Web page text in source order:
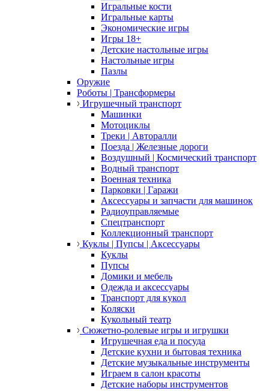
Игральные кости
Игральные карты
Экономические игры
Игры 18+
Детские настольные игры
Настольные игры
Пазлы
Оружие
Роботы | Трансформеры
Игрушечный транспорт
Машинки
Мотоциклы
Треки | Авторалли
Поезда | Железные дороги
Воздушный | Космический транспорт
Водный транспорт
Военная техника
Парковки | Гаражи
Аксессуары и запчасти для машинок
Радиоуправляемые
Спецтранспорт
Коллекционный транспорт
Куклы | Пупсы | Аксессуары
Куклы
Пупсы
Домики и мебель
Одежда и аксессуары
Транспорт для кукол
Коляски
Кукольный театр
Сюжетно-ролевые игры и игрушки
Игрушечная еда и посуда
Детские кухни и бытовая техника
Детские музыкальные инструменты
Играем в салон красоты
Детские наборы инструментов